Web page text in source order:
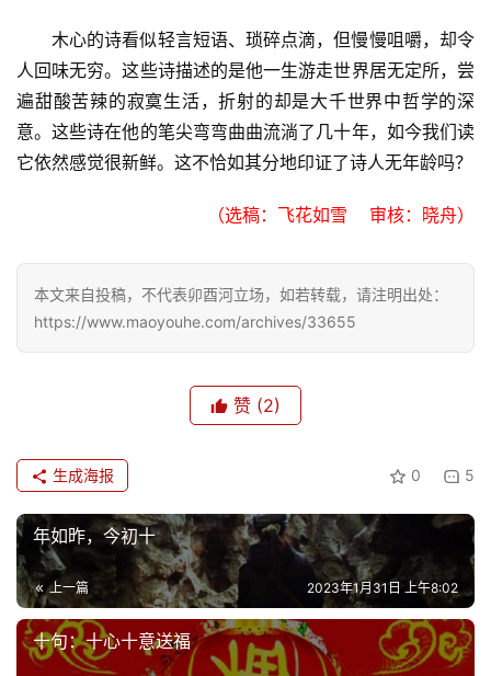
更
多
木心的诗看似轻言短语、琐碎点滴，但慢慢咀嚼，却令
人回味无穷。这些诗描述的是他一生游走世界居无定所，尝
遍甜酸苦辣的寂寞生活，折射的却是大千世界中哲学的深
意。这些诗在他的笔尖弯弯曲曲流淌了几十年，如今我们读
它依然感觉很新鲜。这不恰如其分地印证了诗人无年龄吗？
（选稿：飞花如雪    审核：晓舟）
本文来自投稿，不代表卯酉河立场，如若转载，请注明出处：
https://www.maoyouhe.com/archives/33655
赞 (2)
0 5
生成海报
年如昨，今初十
上一篇 2023年1月31日 上午8:02
十句：十心十意送福